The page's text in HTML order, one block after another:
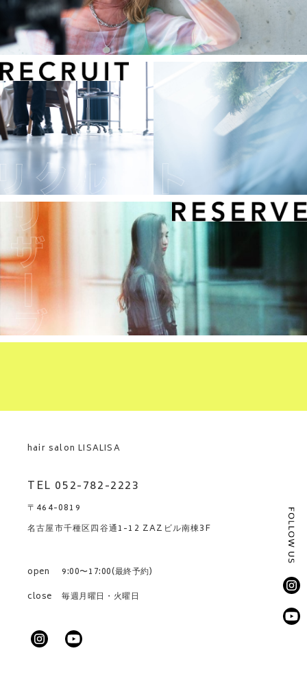
hair salon LISALISA
TEL 052-782-2223
〒464-0819
名古屋市千種区四谷通1-12 ZAZビル南棟3F
open
9:00〜17:00(最終予約)
close
毎週月曜日・火曜日